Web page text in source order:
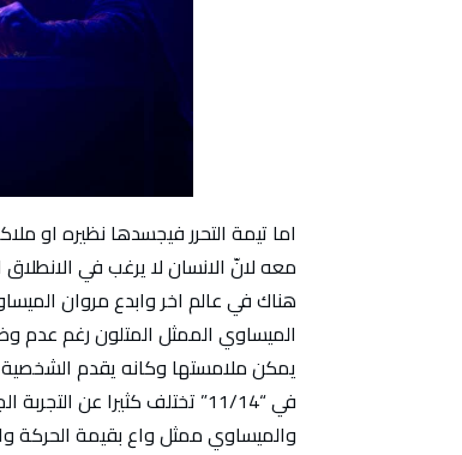
اما تيمة التحرر فيجسدها نظيره او
معه لانّ الانسان لا يرغب في الانطلاق
هناك في عالم اخر وابدع مروان
الميساوي الممثل المتلون رغم عدم
يمكن ملامستها وكانه يقدم
في “11/14” تختلف كثيرا عن
والميساوي ممثل واع بقيمة الحركة